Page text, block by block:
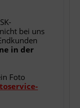
bei uns
in der
Foto